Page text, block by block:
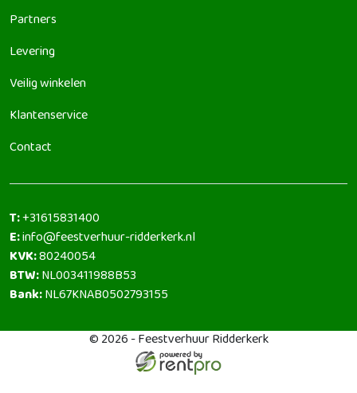
Partners
Levering
Veilig winkelen
Klantenservice
Contact
T:+31615831400
E:info@feestverhuur-ridderkerk.nl
KVK:80240054
BTW:NL003411988B53
Bank:NL67KNAB0502793155
© 2026 - Feestverhuur Ridderkerk